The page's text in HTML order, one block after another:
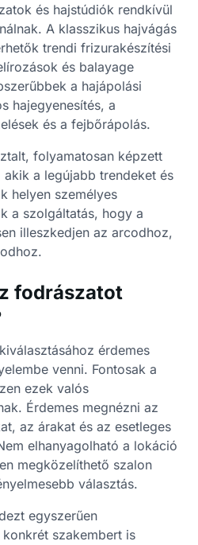
és hajstúdiók rendkívül
A klasszikus hajvágás
trendi frizurakészítési
és balayage
a hajápolási
hajegyenesítés, a
és a fejbőrápolás.
folyamatosan képzett
a legújabb trendeket és
helyen személyes
a szolgáltatás, hogy a
illeszkedjen az arcodhoz,
fodrászatot
érdemes
venni. Fontosak a
ezek valós
Érdemes megnézni az
az árakat és az esetleges
elhanyagolható a lokáció
megközelíthető szalon
választás.
egyszerűen
szakembert is